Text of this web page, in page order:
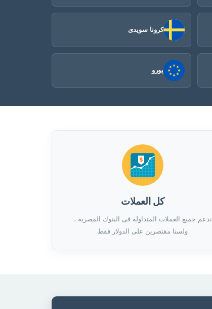
كرونا سويدى
يورو
كل العملات
ندعم جميع العملات المتداولة فى البنوك المصرية ،
ولسنا مقتصرين على الدولار فقط